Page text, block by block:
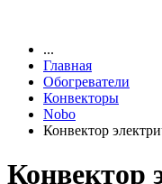
...
Главная
Обогреватели
Конвекторы
Nobo
Конвектор
Конвектор